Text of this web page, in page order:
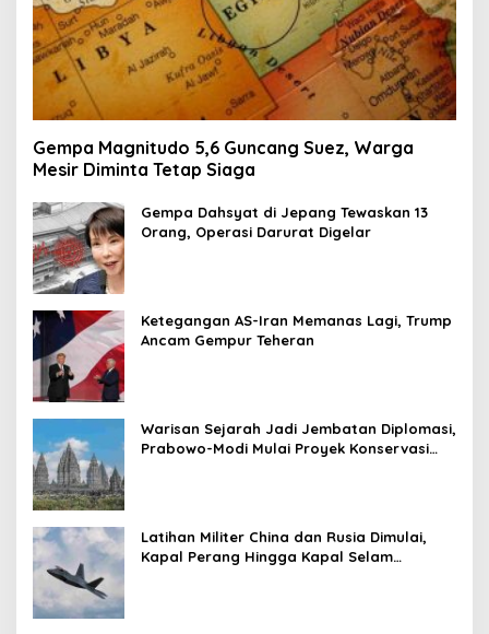
Gempa Magnitudo 5,6 Guncang Suez, Warga
Mesir Diminta Tetap Siaga
Gempa Dahsyat di Jepang Tewaskan 13
Orang, Operasi Darurat Digelar
Ketegangan AS-Iran Memanas Lagi, Trump
Ancam Gempur Teheran
Warisan Sejarah Jadi Jembatan Diplomasi,
Prabowo-Modi Mulai Proyek Konservasi
Latihan Militer China dan Rusia Dimulai,
Kapal Perang Hingga Kapal Selam